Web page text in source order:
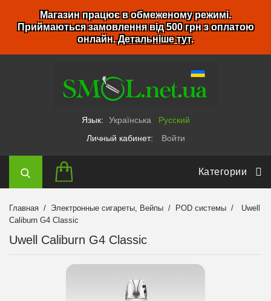
Магазин працює в обмеженому режимі.
Приймаються замовлення від 500 грн з оплатою
онлайн.Детальніше тут.
Язык: Українська
Русский
Личный кабинет:
Войти
Категории
Главная Электронные сигареты, Вейпы POD системы
Uwell
Caliburn G4 Classic
Uwell Caliburn G4 Classic